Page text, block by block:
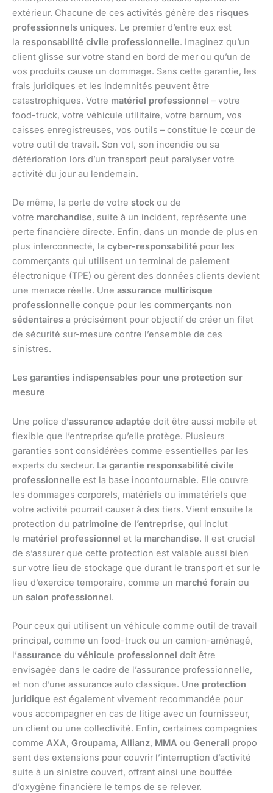
extérieur. Chacune de ces activités génère des risques
professionnels uniques. Le premier d’entre eux est
la responsabilité civile professionnelle. Imaginez qu’un
client glisse sur votre stand en bord de mer ou qu’un de
vos produits cause un dommage. Sans cette garantie, les
frais juridiques et les indemnités peuvent être
catastrophiques. Votre matériel professionnel – votre
food-truck, votre véhicule utilitaire, votre barnum, vos
caisses enregistreuses, vos outils – constitue le cœur de
votre outil de travail. Son vol, son incendie ou sa
détérioration lors d’un transport peut paralyser votre
activité du jour au lendemain.
De même, la perte de votre stock ou de
votre marchandise, suite à un incident, représente une
perte financière directe. Enfin, dans un monde de plus en
plus interconnecté, la cyber-responsabilité pour les
commerçants qui utilisent un terminal de paiement
électronique (TPE) ou gèrent des données clients devient
une menace réelle. Une assurance multirisque
professionnelle conçue pour les commerçants non
sédentaires a précisément pour objectif de créer un filet
de sécurité sur-mesure contre l’ensemble de ces
sinistres.
Les garanties indispensables pour une protection sur
mesure
Une police d’assurance adaptée doit être aussi mobile et
flexible que l’entreprise qu’elle protège. Plusieurs
garanties sont considérées comme essentielles par les
experts du secteur. La garantie responsabilité civile
professionnelle est la base incontournable. Elle couvre
les dommages corporels, matériels ou immatériels que
votre activité pourrait causer à des tiers. Vient ensuite la
protection du patrimoine de l’entreprise, qui inclut
le matériel professionnel et la marchandise. Il est crucial
de s’assurer que cette protection est valable aussi bien
sur votre lieu de stockage que durant le transport et sur le
lieu d’exercice temporaire, comme un marché forain ou
un salon professionnel.
Pour ceux qui utilisent un véhicule comme outil de travail
principal, comme un food-truck ou un camion-aménagé,
l’assurance du véhicule professionnel doit être
envisagée dans le cadre de l’assurance professionnelle,
et non d’une assurance auto classique. Une protection
juridique est également vivement recommandée pour
vous accompagner en cas de litige avec un fournisseur,
un client ou une collectivité. Enfin, certaines compagnies
comme AXA, Groupama, Allianz, MMA ou Generali propo
sent des extensions pour couvrir l’interruption d’activité
suite à un sinistre couvert, offrant ainsi une bouffée
d’oxygène financière le temps de se relever.